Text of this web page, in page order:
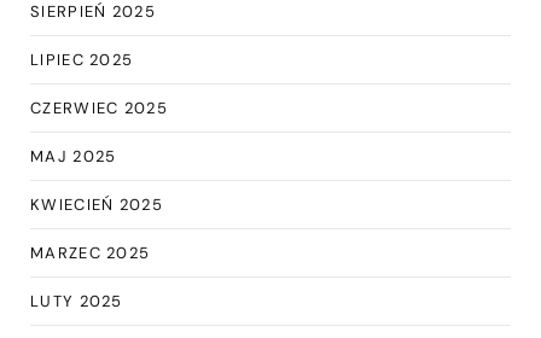
SIERPIEŃ 2025
LIPIEC 2025
CZERWIEC 2025
MAJ 2025
KWIECIEŃ 2025
MARZEC 2025
LUTY 2025